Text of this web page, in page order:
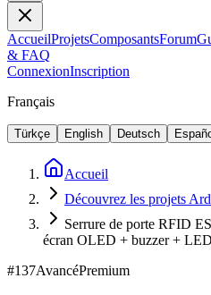
AccueilProjetsComposantsForum
& FAQ
ConnexionInscription
Français
Türkçe English Deutsch
Accueil
Découvrez les projets
Serrure de porte RFID
écran OLED + buzzer +
#137AvancéPremium